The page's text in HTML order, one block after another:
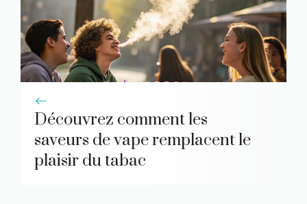
Découvrez comment les
saveurs de vape remplacent le
plaisir du tabac